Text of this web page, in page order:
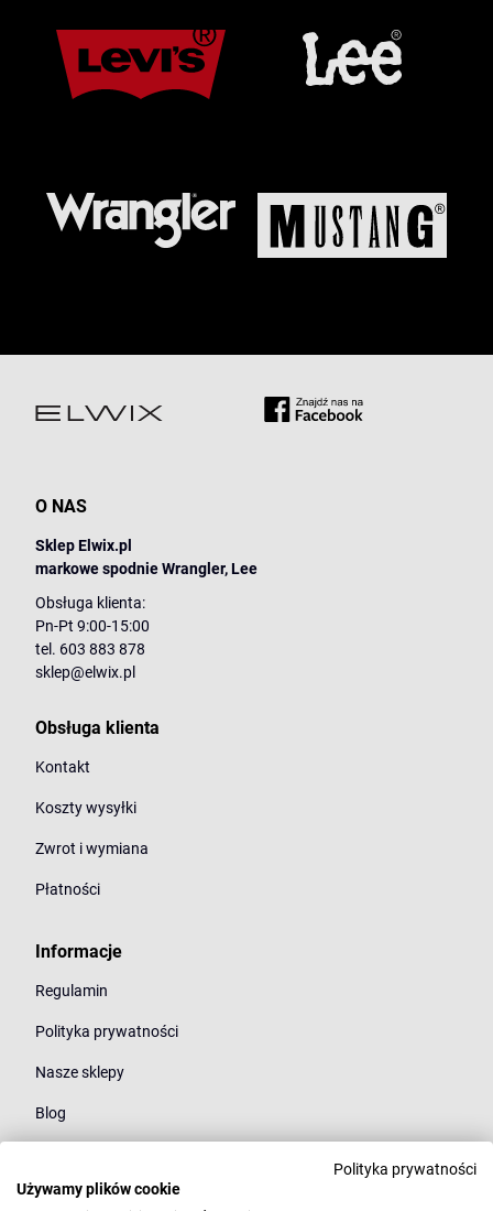
O NAS
Sklep Elwix.pl
markowe spodnie Wrangler, Lee
Obsługa klienta:
Pn-Pt 9:00-15:00
tel. 603 883 878
sklep@elwix.pl
Obsługa klienta
Kontakt
Koszty wysyłki
Zwrot i wymiana
Płatności
Informacje
Regulamin
Polityka prywatności
Nasze sklepy
Blog
Polityka prywatności
Używamy plików cookie